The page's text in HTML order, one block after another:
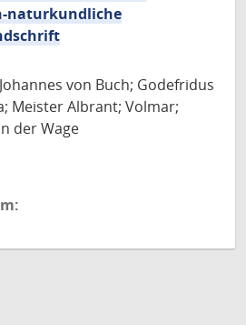
naturkundliche
von Buch; Godefridus
Meister Albrant; Volmar;
der Wage